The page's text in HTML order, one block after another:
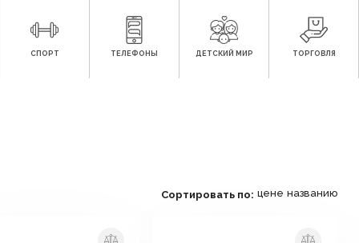
СПОРТ ТЕЛЕФОНЫ ДЕТСКИЙ МИР ТОРГОВЛЯ
Сортировать по: цене названию